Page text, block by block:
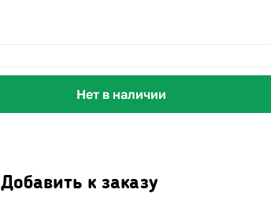
Нет в наличии
Добавить к заказу